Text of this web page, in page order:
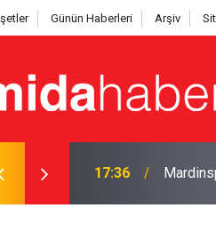
Günün Haberleri Arşiv
16:52 İstanbul